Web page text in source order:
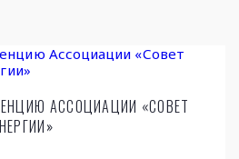
АССОЦИАЦИИ «СОВЕТ